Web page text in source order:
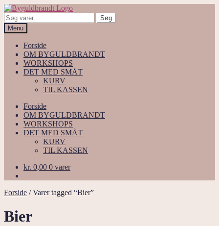
Spring
til
navigation
Spring
til
indhold
Søg
efter:
Søg
Menu
Forside
OM BYGULDBRANDT
WORKSHOPS
DET MED SMÅT
KURV
TIL KASSEN
Forside
OM BYGULDBRANDT
WORKSHOPS
DET MED SMÅT
KURV
TIL KASSEN
kr. 0,00 0 varer
Forside /Varer tagged “Bier”
Bier